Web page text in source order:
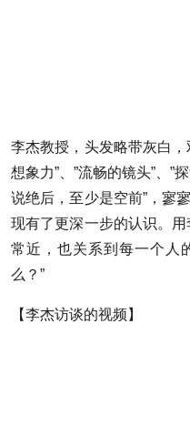
李杰教授，头发略带灰白
想象力”、”流畅的镜头”、”
说绝后，至少是空前”，寥
现有了更深一步的认识。
常近，也关系到每一个人
么？”
【李杰访谈的视频】